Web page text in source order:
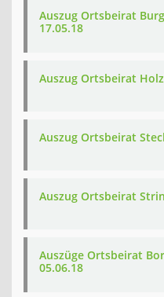
Auszug Ortsbeirat
17.05.18
Auszug Ortsbeirat
Auszug Ortsbeirat
Auszug Ortsbeirat
Auszüge Ortsbeirat
05.06.18